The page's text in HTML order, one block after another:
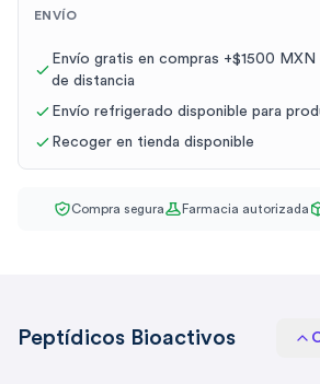
ENVÍO
Envío gratis en compras +$1500
de distancia
Envío refrigerado disponible para
Recoger en tienda disponible
Compra segura Farmacia autorizada
Peptídicos Bioactivos